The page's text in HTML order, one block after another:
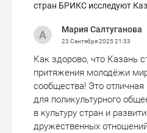
стран БРИКС исследуют
Мария Салтуганова
23 Сентября 202521:33
Как здорово, что Казань
притяжения молодёжи
сообщества! Это
для поликультурного
в культуру стран и
дружественных